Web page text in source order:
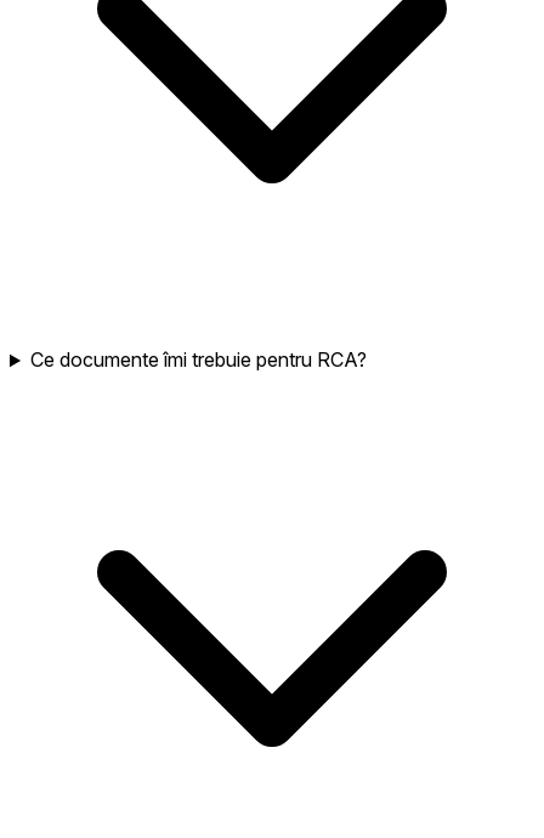
Ce documente îmi trebuie pentru RCA?